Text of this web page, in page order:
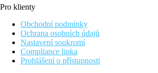
Pro klienty
Obchodní podmínky
Ochrana osobních údajů
Nastavení soukromí
Compliance linka
Prohlášení o přístupnosti